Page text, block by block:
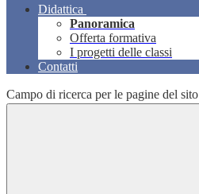
Didattica
Panoramica
Offerta formativa
I progetti delle classi
Contatti
Campo di ricerca per le pagine del sito